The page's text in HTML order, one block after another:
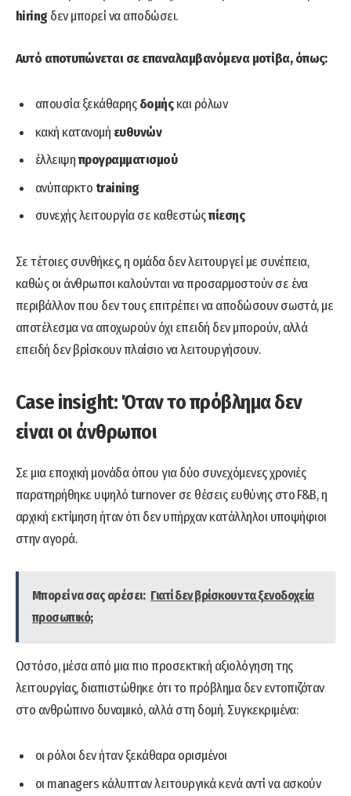
hiringδεν μπορεί να αποδώσει.
Αυτό αποτυπώνεται σε επαναλαμβανόμενα μοτίβα, όπως:
απουσία ξεκάθαρηςδομήςκαι ρόλων
κακή κατανομή ευθυνών
έλλειψηπρογραμματισμού
ανύπαρκτο training
συνεχής λειτουργία σε καθεστώςπίεσης
Σε τέτοιες συνθήκες, η ομάδα δεν λειτουργεί με συνέπεια,
καθώς οι άνθρωποι καλούνται να προσαρμοστούν σε ένα
περιβάλλον που δεν τους επιτρέπει να αποδώσουν σωστά, με
αποτέλεσμα να αποχωρούν όχι επειδή δεν μπορούν, αλλά
επειδή δεν βρίσκουν πλαίσιο να λειτουργήσουν.
Caseinsight: Όταν το πρόβλημα δεν
είναι οι άνθρωποι
Σε μια εποχική μονάδα όπου για δύο συνεχόμενες χρονιές
παρατηρήθηκε υψηλό turnover σε θέσεις ευθύνης στο F&B, η
αρχική εκτίμηση ήταν ότι δεν υπήρχαν κατάλληλοι υποψήφιοι
στην αγορά.
Μπορεί να σας αρέσει: Γιατί δεν βρίσκουν τα ξενοδοχεία
προσωπικό;
Ωστόσο, μέσα από μια πιο προσεκτική αξιολόγηση της
λειτουργίας, διαπιστώθηκε ότι το πρόβλημα δεν εντοπιζόταν
στο ανθρώπινο δυναμικό, αλλά στη δομή. Συγκεκριμένα:
οι ρόλοι δεν ήταν ξεκάθαρα ορισμένοι
οι managers κάλυπταν λειτουργικά κενά αντί να ασκούν